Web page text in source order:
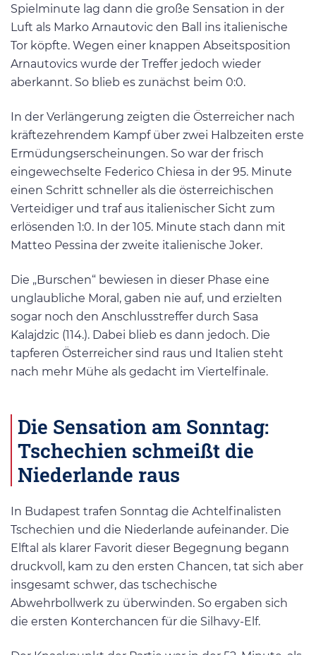
Spielminute lag dann die große Sensation in der
Luft als Marko Arnautovic den Ball ins italienische
Tor köpfte. Wegen einer knappen Abseitsposition
Arnautovics wurde der Treffer jedoch wieder
aberkannt. So blieb es zunächst beim 0:0.
In der Verlängerung zeigten die Österreicher nach
kräftezehrendem Kampf über zwei Halbzeiten erste
Ermüdungserscheinungen. So war der frisch
eingewechselte Federico Chiesa in der 95. Minute
einen Schritt schneller als die österreichischen
Verteidiger und traf aus italienischer Sicht zum
erlösenden 1:0. In der 105. Minute stach dann mit
Matteo Pessina der zweite italienische Joker.
Die „Burschen“ bewiesen in dieser Phase eine
unglaubliche Moral, gaben nie auf, und erzielten
sogar noch den Anschlusstreffer durch Sasa
Kalajdzic (114.). Dabei blieb es dann jedoch. Die
tapferen Österreicher sind raus und Italien steht
nach mehr Mühe als gedacht im Viertelfinale.
Die Sensation am Sonntag:
Tschechien schmeißt die
Niederlande raus
In Budapest trafen Sonntag die Achtelfinalisten
Tschechien und die Niederlande aufeinander. Die
Elftal als klarer Favorit dieser Begegnung begann
druckvoll, kam zu den ersten Chancen, tat sich aber
insgesamt schwer, das tschechische
Abwehrbollwerk zu überwinden. So ergaben sich
die ersten Konterchancen für die Silhavy-Elf.